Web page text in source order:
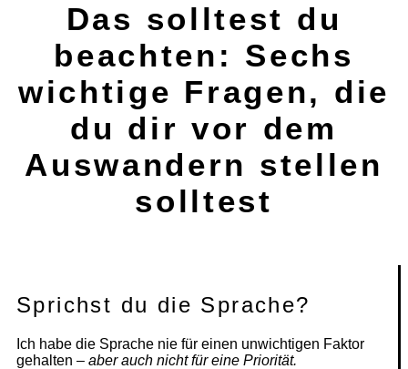
Das solltest du
beachten: Sechs
wichtige Fragen, die
du dir vor dem
Auswandern stellen
solltest
Sprichst du die Sprache?
Ich habe die Sprache nie für einen unwichtigen Faktor
gehalten – aber auch nicht für eine Priorität.